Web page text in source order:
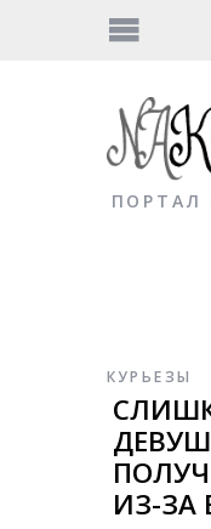
ПОРТАЛ
КУРЬЕЗЫ
ИЗ-ЗА